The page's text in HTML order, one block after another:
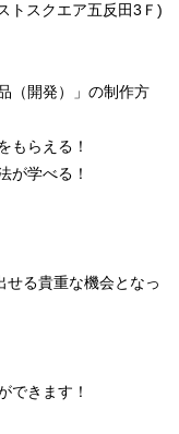
トスクエア五反田3Ｆ)
（開発）」の制作方
もらえる！
が学べる！
る貴重な機会となっ
できます！